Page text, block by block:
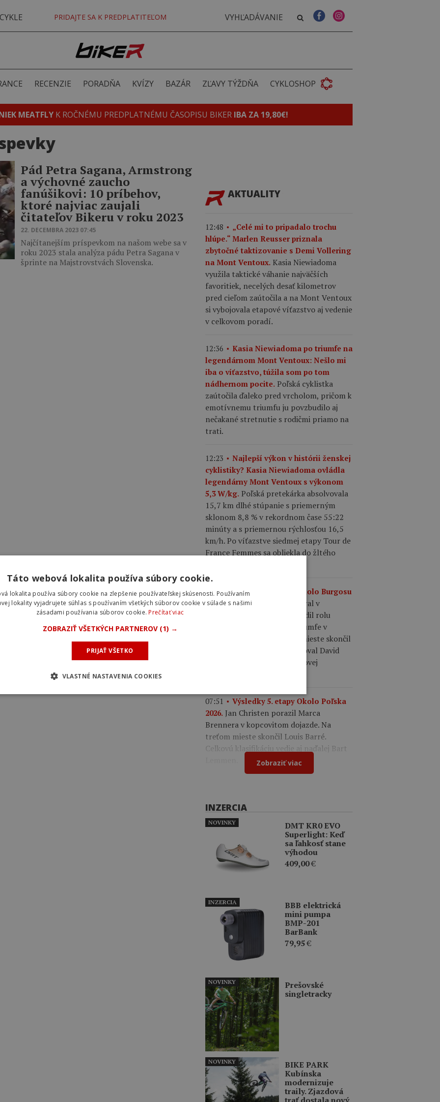
PRIDAJTE SA K PREDPLATITEĽOM
RECENZIE PORADŇA KVÍZY BAZÁR ZĽAVY TÝŽDŇA CYKLOSHOP
MEATFLY K ROČNÉMU PREDPLATNÉMU ČASOPISU BIKER IBA ZA 19,80€!
Pád Petra Sagana, Armstrong
a výchovné zaucho
fanúšikovi: 10 príbehov,
ktoré najviac zaujali
čitateľov Bikeru v roku 2023
22. DECEMBRA 2023 07:45
Najčítanejším príspevkom na našom webe sa v
roku 2023 stala analýza pádu Petra Sagana v
šprinte na Majstrovstvách Slovenska.
AKTUALITY
12:48
„Celé mi to pripadalo trochu
hlúpe.“ Marlen Reusser priznala
zbytočné taktizovanie s Demi Vollering
na Mont Ventoux. Kasia Niewiadoma
využila taktické váhanie najväčších
favoritiek, necelých desať kilometrov
pred cieľom zaútočila a na Mont Ventoux
si vybojovala etapové víťazstvo aj vedenie
v celkovom poradí.
12:36
Kasia Niewiadoma po triumfe na
legendárnom Mont Ventoux: Nešlo mi
iba o víťazstvo, túžila som po tom
nádhernom pocite. Poľská cyklistka
zaútočila ďaleko pred vrcholom, pričom k
emotívnemu triumfu ju povzbudilo aj
nečakané stretnutie s rodičmi priamo na
trati.
12:23
Najlepší výkon v histórii ženskej
cyklistiky? Kasia Niewiadoma ovládla
legendárny Mont Ventoux s výkonom
5,3 W/kg. Poľská pretekárka absolvovala
15,7 km dlhé stúpanie s priemerným
sklonom 8,8 % v rekordnom čase 55:22
minúty a s priemernou rýchlosťou 16,5
km/h. Po víťazstve siedmej etapy Tour de
France Femmes sa obliekla do žltého
08:00
Výsledky 4. etapy Okolo Burgosu
2026. Matthew Brennan vyhral v
hromadnom šprinte a potvrdil rolu
najlepšieho šprintéra po triumfe v
úvodnej etape. Na druhom mieste skončil
Laurence Pithie a tretí finišoval David
González. V drese lídra celkovej
07:51
Výsledky 5. etapy Okolo Poľska
2026. Jan Christen porazil Marca
Brennera v kopcovitom dojazde. Na
treťom mieste skončil Louis Barré.
Celkovú klasifikáciu vedie aj naďalej Bart
Zobraziť viac
INZERCIA
DMT KR0 EVO
Superlight: Keď
sa ľahkosť stane
výhodou
409,00€
NOVINKY
BBB elektrická
mini pumpa
BMP-201
BarBank
79,95€
INZERCIA
Prešovské
singletracky
NOVINKY
BIKE PARK
Kubínska
modernizuje
traily. Zjazdová
NOVINKY
Táto webová lokalita používa súbory cookie.
lokalita používa súbory cookie na zlepšenie používateľskej skúsenosti. Používaním
lokality vyjadrujete súhlas s používaním všetkých súborov cookie v súlade s našimi
zásadami používania súborov cookie.Prečítať viac
ZOBRAZIŤ VŠETKÝCH PARTNEROV (1) →
PRIJAŤ VŠETKO
VLASTNÉ NASTAVENIA COOKIES